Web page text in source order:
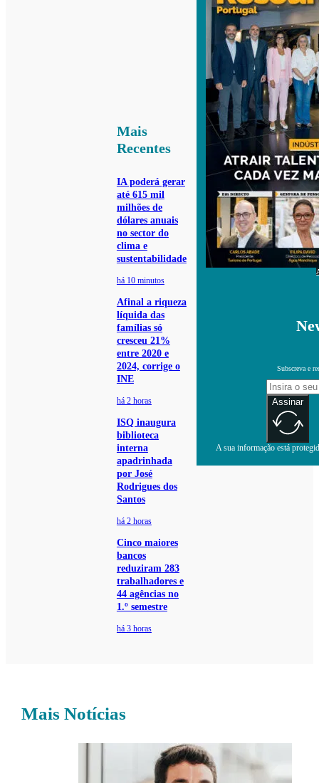
Mais
Recentes
IA poderá gerar
até 615 mil
milhões de
dólares anuais
no sector do
clima e
sustentabilidade
há 10 minutos
Afinal a riqueza
líquida das
famílias só
cresceu 21%
entre 2020 e
2024, corrige o
INE
há 2 horas
ISQ inaugura
biblioteca
interna
apadrinhada
por José
Rodrigues dos
Santos
há 2 horas
Cinco maiores
bancos
reduziram 283
trabalhadores e
44 agências no
1.º semestre
há 3 horas
Subscreva e
Assinar
A sua informação está
Mais Notícias